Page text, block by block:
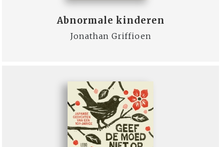
Abnormale kinderen
Jonathan Griffioen